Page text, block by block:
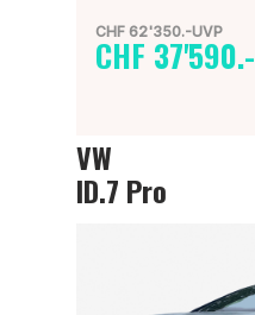
CHF 62'350.-UVP
CHF 37'590.-
VW
ID.7 Pro